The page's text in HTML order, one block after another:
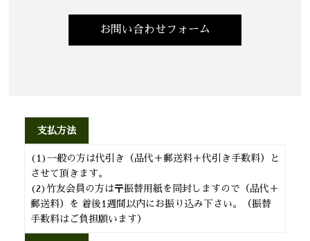
お問い合わせフォーム
支払方法
(1)一般の方は代引き（品代＋郵送料＋代引き手数料）と
させて頂きます。
(2)竹友会員の方は〒振替用紙を同封しますので（品代＋
郵送料）を 着後1週間以内にお振り込み下さい。（振替
手数料はご負担願います）